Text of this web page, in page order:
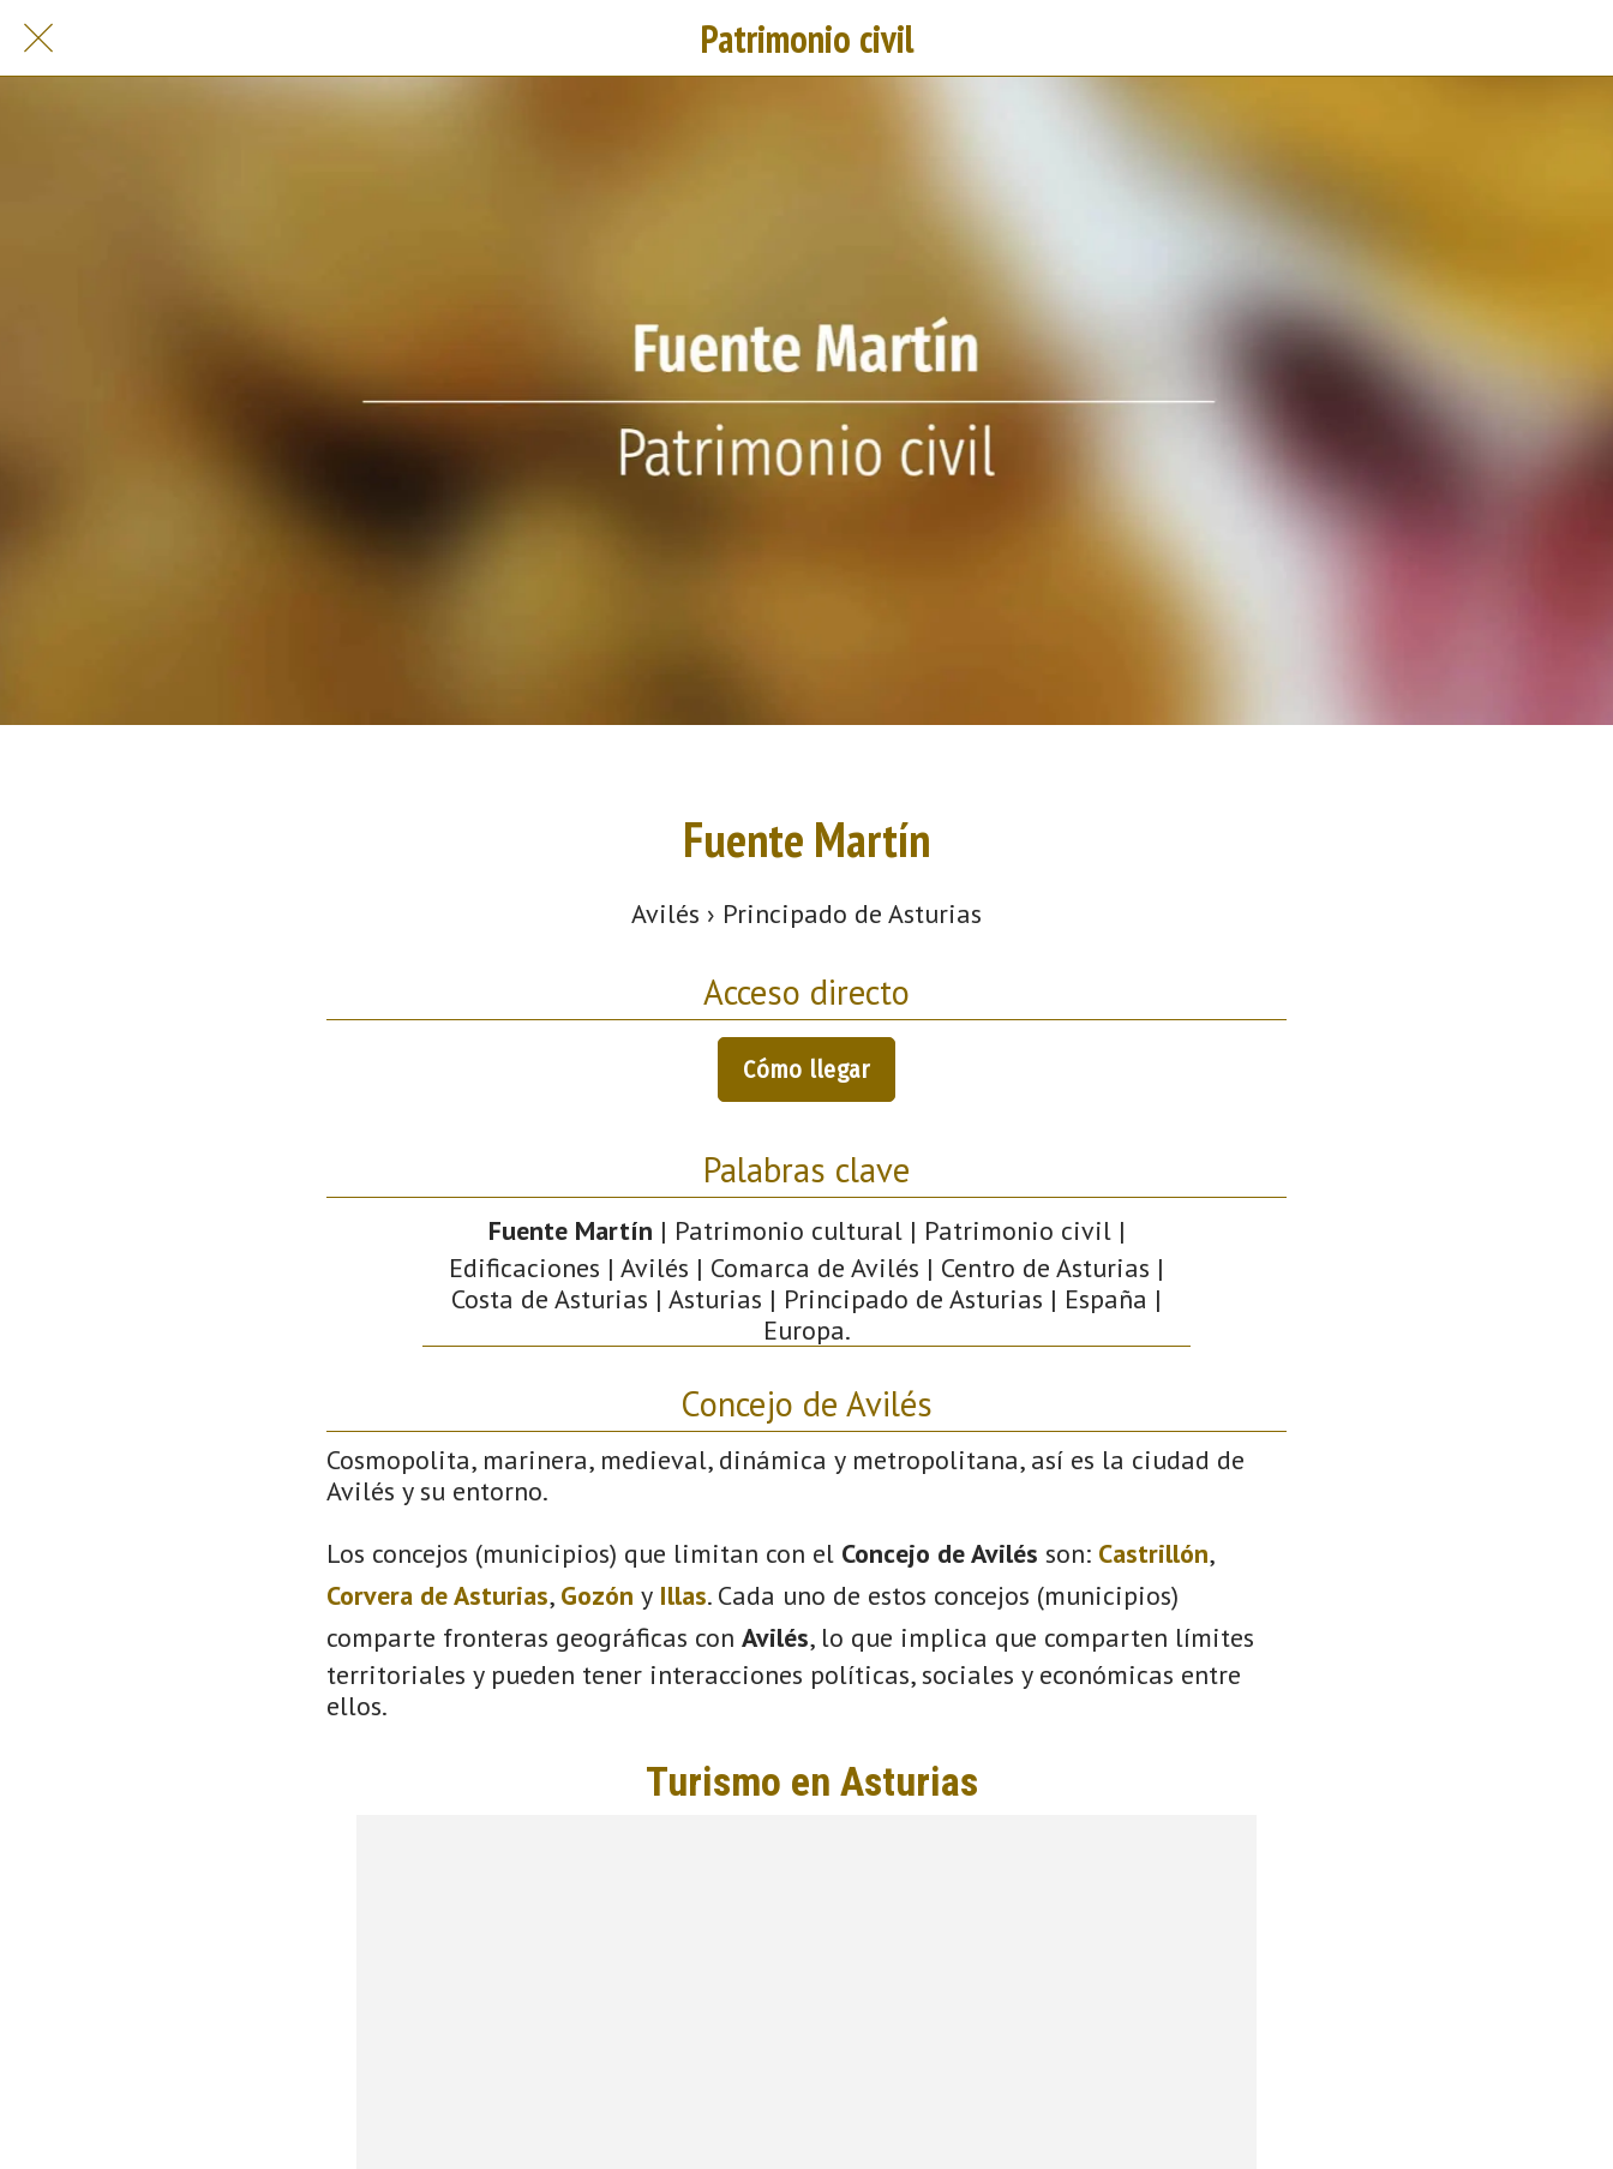
Patrimonio civil
Fuente Martín
Avilés › Principado de Asturias
Acceso directo
Cómo llegar
Palabras clave
Fuente Martín | Patrimonio cultural | Patrimonio civil |
Edificaciones | Avilés | Comarca de Avilés | Centro de Asturias |
Costa de Asturias | Asturias | Principado de Asturias | España |
Europa.
Concejo de Avilés
Cosmopolita, marinera, medieval, dinámica y metropolitana, así es la ciudad de
Avilés y su entorno.
Los concejos (municipios) que limitan con el Concejo de Avilés son: Castrillón,
Corvera de Asturias, Gozón y Illas. Cada uno de estos concejos (municipios)
comparte fronteras geográficas con Avilés, lo que implica que comparten límites
territoriales y pueden tener interacciones políticas, sociales y económicas entre
ellos.